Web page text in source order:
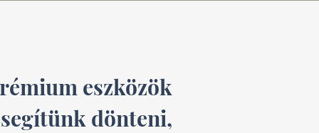
eszközök
dönteni,